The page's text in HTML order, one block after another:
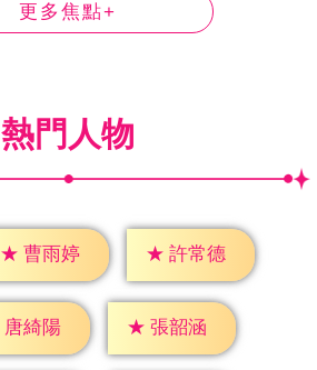
更多焦點+
熱門人物
★ 曹雨婷 ★ 許常德
唐綺陽 ★ 張韶涵